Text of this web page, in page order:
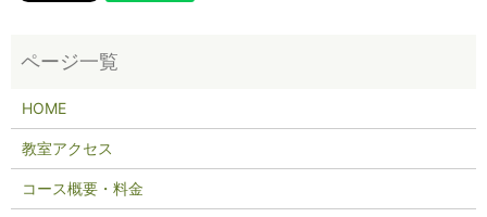
HOME
教室アクセス
コース概要・料金